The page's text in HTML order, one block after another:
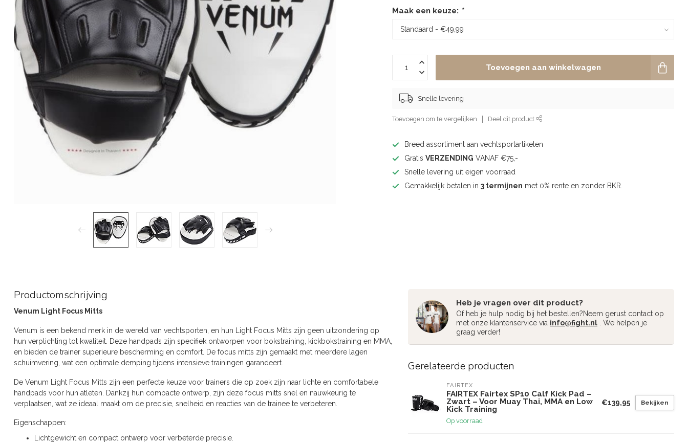
Maak een keuze: *
Toevoegen aan winkelwagen
Snelle levering
Toevoegen om te vergelijken Deel dit product
Breed assortiment aan vechtsportartikelen
GratisVERZENDING VANAF €75,-
Snelle levering uit eigen voorraad
Gemakkelijk betalen in3 termijnen met 0% rente en zonder BKR.
Productomschrijving
Venum Light Focus Mitts
Venum is een bekend merk in de wereld van vechtsporten, en hun Light Focus Mitts zijn geen uitzondering op
hun verplichting tot kwaliteit. Deze handpads zijn specifiek ontworpen voor bokstraining, kickbokstraining en MMA,
en bieden de trainer superieure bescherming en comfort. De focus mitts zijn gemaakt met meerdere lagen
schuimvering, wat een optimale demping tijdens intensieve trainingen garandeert.
De Venum Light Focus Mitts zijn een perfecte keuze voor trainers die op zoek zijn naar lichte en comfortabele
handpads voor hun atleten. Dankzij hun compacte ontwerp, zijn deze focus mitts snel en nauwkeurig te
verplaatsen, wat ze ideaal maakt om de precisie, snelheid en reacties van de trainee te verbeteren.
Eigenschappen:
Lichtgewicht en compact ontwerp voor verbeterde precisie.
Heb je vragen over dit product?
Of heb je hulp nodig bij het bestellen?Neem gerust contact op
met onze klantenservice via info@fight.nl . We helpen je
graag verder!
Gerelateerde producten
FAIRTEX
FAIRTEX Fairtex SP10 Calf Kick Pad –
Zwart – Voor Muay Thai, MMA en Low
Kick Training
Op voorraad
€139,95 Bekijken